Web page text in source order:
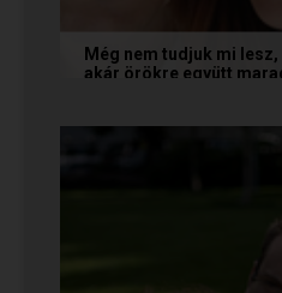
Még nem tudjuk mi
akár örökre együtt
nekünk, akiknél néhány